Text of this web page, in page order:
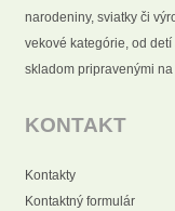
narodeniny, sviatky či
vekové kategórie, od
skladom pripravenými
KONTAKT
Kontakty
Kontaktný formulár